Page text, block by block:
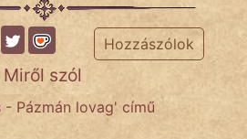
Hozzászólok
Miről szól
- Pázmán lovag' című